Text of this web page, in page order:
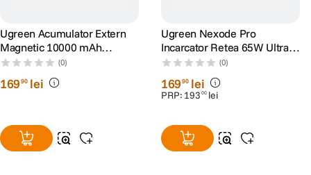
Ugreen Acumulator Extern
Magnetic 10000 mAh
Wireless PD 30W Qi2 7.5W
USB-C Compatibila MagSafe
Negru
(0)
16990 lei
Ugreen Nexode Pro
Incarcator Retea 65W Ultra-
Slim GaN 2x USB-C 1x USB-
A Gri
(0)
16990 lei
PRP: 193 00 lei